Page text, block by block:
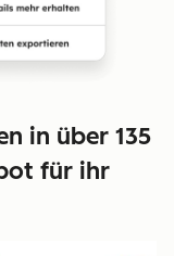
in über 135
für ihr